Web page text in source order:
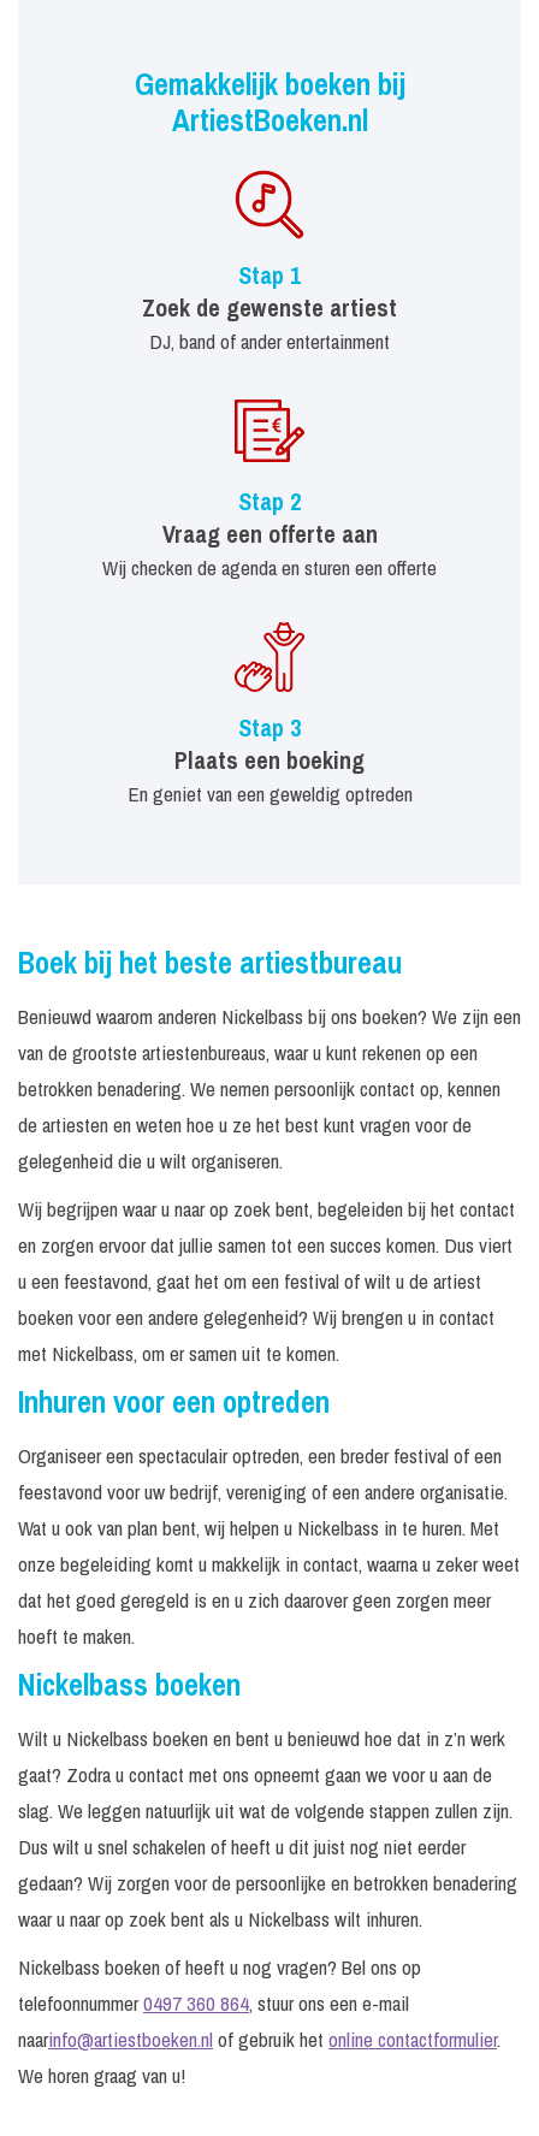
Gemakkelijk boeken bij
ArtiestBoeken.nl
Stap 1
Zoek de gewenste artiest
DJ, band of ander entertainment
Stap 2
Vraag een offerte aan
Wij checken de agenda en sturen een offerte
Stap 3
Plaats een boeking
En geniet van een geweldig optreden
Boek bij het beste artiestbureau
Benieuwd waarom anderen Nickelbass bij ons boeken? We zijn een
van de grootste artiestenbureaus, waar u kunt rekenen op een
betrokken benadering. We nemen persoonlijk contact op, kennen
de artiesten en weten hoe u ze het best kunt vragen voor de
gelegenheid die u wilt organiseren.
Wij begrijpen waar u naar op zoek bent, begeleiden bij het contact
en zorgen ervoor dat jullie samen tot een succes komen. Dus viert
u een feestavond, gaat het om een festival of wilt u de artiest
boeken voor een andere gelegenheid? Wij brengen u in contact
met Nickelbass, om er samen uit te komen.
Inhuren voor een optreden
Organiseer een spectaculair optreden, een breder festival of een
feestavond voor uw bedrijf, vereniging of een andere organisatie.
Wat u ook van plan bent, wij helpen u Nickelbass in te huren. Met
onze begeleiding komt u makkelijk in contact, waarna u zeker weet
dat het goed geregeld is en u zich daarover geen zorgen meer
hoeft te maken.
Nickelbass boeken
Wilt u Nickelbass boeken en bent u benieuwd hoe dat in z’n werk
gaat? Zodra u contact met ons opneemt gaan we voor u aan de
slag. We leggen natuurlijk uit wat de volgende stappen zullen zijn.
Dus wilt u snel schakelen of heeft u dit juist nog niet eerder
gedaan? Wij zorgen voor de persoonlijke en betrokken benadering
waar u naar op zoek bent als u Nickelbass wilt inhuren.
Nickelbass boeken of heeft u nog vragen? Bel ons op
telefoonnummer0497 360 864, stuur ons een e-mail
naarinfo@artiestboeken.nlof gebruik het online contactformulier.
We horen graag van u!